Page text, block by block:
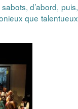
d’abord, puis,
que talentueux